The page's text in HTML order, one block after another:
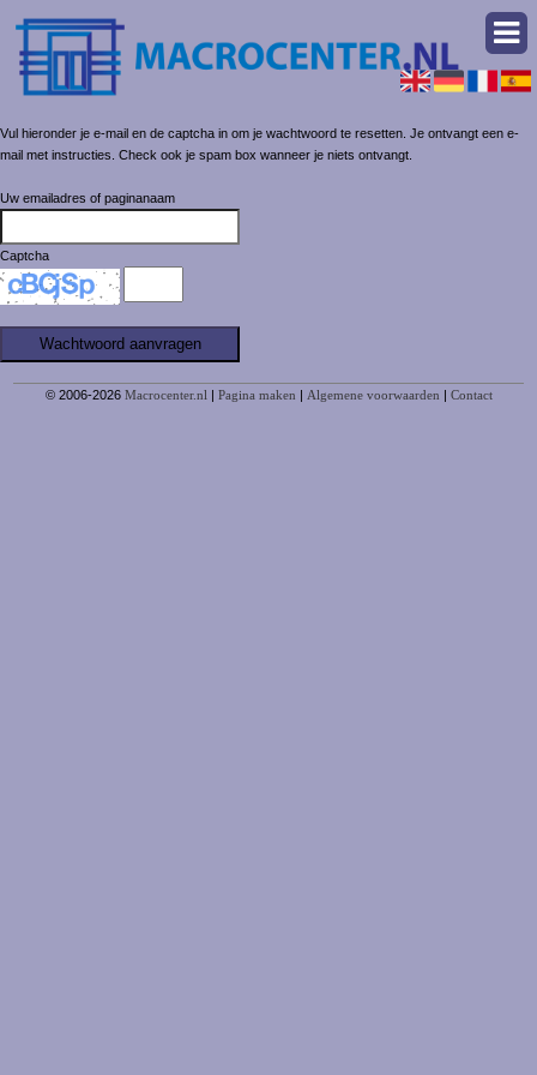
Vul hieronder je e-mail en de captcha in om je wachtwoord te resetten. Je ontvangt een e-
mail met instructies. Check ook je spam box wanneer je niets ontvangt.
Uw emailadres of paginanaam
Captcha
© 2006-2026 Macrocenter.nl | Pagina maken | Algemene voorwaarden | Contact